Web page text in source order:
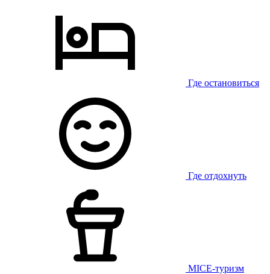
Где остановиться
Где отдохнуть
MICE-туризм